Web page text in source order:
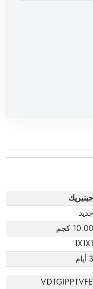
جينيريك
جديد
10.00 كجم
1X1X1
3 أيام